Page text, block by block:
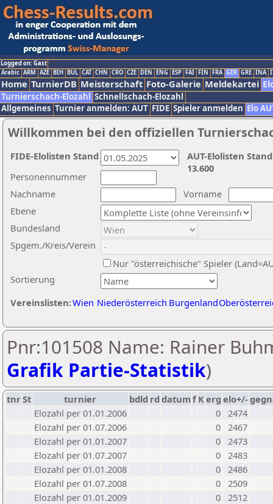
Logged on: Gast
Arabic ARM AZE BIH BUL CAT CHN CRO CZE DEN ENG ESP FAI FIN FRA GER GRE INA
Home TurnierDB Meisterschaft Foto-Galerie Meldekartei
Turnierschach-Elozahl Schnellschach-Elozahl
Allgemeines Turnier anmelden: AUT FIDE Spieler anmelden Elo
Willkommen bei den offiziellen
Nachname
Vorname
Ebene
Sortierung
Personennummer
Bundesland
Spgem./Kreis/Verein
Nur "österreichische" Spieler
Vereinslisten:Wien Niederösterreich Burgenland
AUT-Elolisten
13.600
FIDE-Elolisten Stand
Pnr:101508 Name: Rainer
Grafik Partie-Statistik)
tnrSt turnier bdld rd datumf Kerg elo+/-
Elozahl per 01.01.2006
0 2474
Elozahl per 01.07.2006
0 2467
Elozahl per 01.01.2007
0 2473
Elozahl per 01.07.2007
0 2483
Elozahl per 01.01.2008
0 2486
Elozahl per 01.07.2008
0 2509
Elozahl per 01.01.2009
0 2512